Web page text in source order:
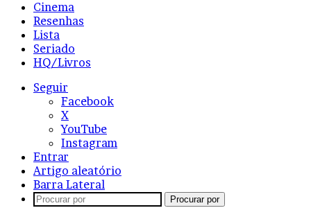
Cinema
Resenhas
Lista
Seriado
HQ/Livros
Seguir
Facebook
X
YouTube
Instagram
Entrar
Artigo aleatório
Barra Lateral
Procurar por